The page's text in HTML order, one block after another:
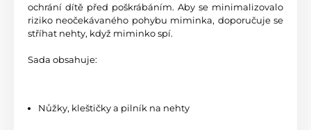
ochrání dítě před poškrábáním. Aby se minimalizovalo
riziko neočekávaného pohybu miminka, doporučuje se
stříhat nehty, když miminko spí.
Sada obsahuje:
Nůžky, kleštičky a pilník na nehty